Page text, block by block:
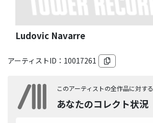
Ludovic Navarre
アーティストID： 10017261
このアーティストの全作品に対する
あなたのコレクト状況